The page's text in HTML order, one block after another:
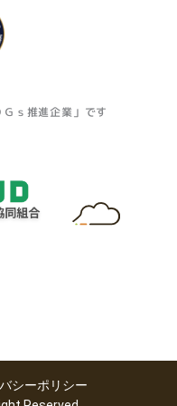
ｓ推進企業」です
シーポリシー